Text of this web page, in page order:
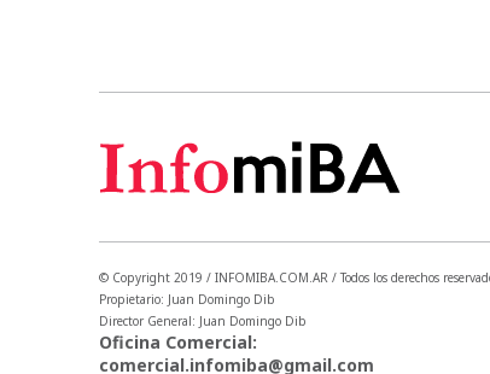
© Copyright 2019 / INFOMIBA.COM.AR / Todos los derechos
Propietario: Juan Domingo Dib
Director General: Juan Domingo Dib
Oficina Comercial:
comercial.infomiba@gmail.com